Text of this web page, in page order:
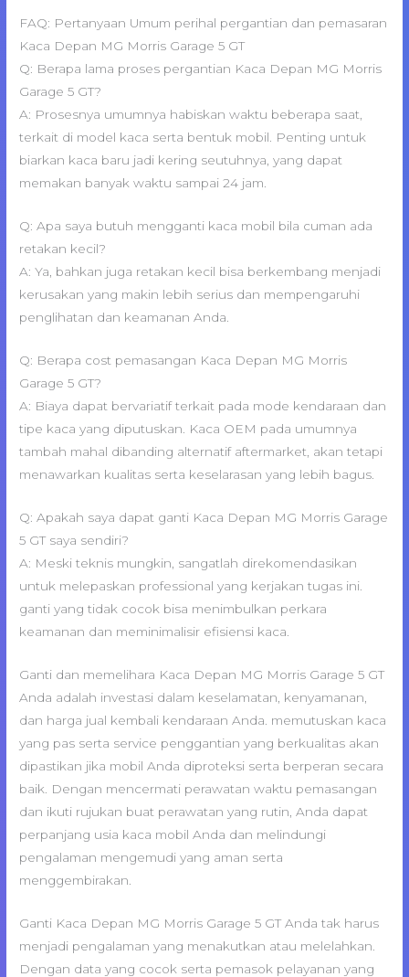
FAQ: Pertanyaan Umum perihal pergantian dan pemasaran
Kaca Depan MG Morris Garage 5 GT
Q: Berapa lama proses pergantian Kaca Depan MG Morris
Garage 5 GT?
A: Prosesnya umumnya habiskan waktu beberapa saat,
terkait di model kaca serta bentuk mobil. Penting untuk
biarkan kaca baru jadi kering seutuhnya, yang dapat
memakan banyak waktu sampai 24 jam.
Q: Apa saya butuh mengganti kaca mobil bila cuman ada
retakan kecil?
A: Ya, bahkan juga retakan kecil bisa berkembang menjadi
kerusakan yang makin lebih serius dan mempengaruhi
penglihatan dan keamanan Anda.
Q: Berapa cost pemasangan Kaca Depan MG Morris
Garage 5 GT?
A: Biaya dapat bervariatif terkait pada mode kendaraan dan
tipe kaca yang diputuskan. Kaca OEM pada umumnya
tambah mahal dibanding alternatif aftermarket, akan tetapi
menawarkan kualitas serta keselarasan yang lebih bagus.
Q: Apakah saya dapat ganti Kaca Depan MG Morris Garage
5 GT saya sendiri?
A: Meski teknis mungkin, sangatlah direkomendasikan
untuk melepaskan professional yang kerjakan tugas ini.
ganti yang tidak cocok bisa menimbulkan perkara
keamanan dan meminimalisir efisiensi kaca.
Ganti dan memelihara Kaca Depan MG Morris Garage 5 GT
Anda adalah investasi dalam keselamatan, kenyamanan,
dan harga jual kembali kendaraan Anda. memutuskan kaca
yang pas serta service penggantian yang berkualitas akan
dipastikan jika mobil Anda diproteksi serta berperan secara
baik. Dengan mencermati perawatan waktu pemasangan
dan ikuti rujukan buat perawatan yang rutin, Anda dapat
perpanjang usia kaca mobil Anda dan melindungi
pengalaman mengemudi yang aman serta
menggembirakan.
Ganti Kaca Depan MG Morris Garage 5 GT Anda tak harus
menjadi pengalaman yang menakutkan atau melelahkan.
Dengan data yang cocok serta pemasok pelayanan yang